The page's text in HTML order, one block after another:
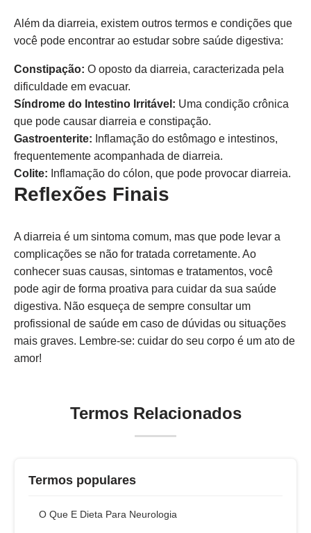
Além da diarreia, existem outros termos e condições que
você pode encontrar ao estudar sobre saúde digestiva:
Constipação: O oposto da diarreia, caracterizada pela
dificuldade em evacuar.
Síndrome do Intestino Irritável: Uma condição crônica
que pode causar diarreia e constipação.
Gastroenterite: Inflamação do estômago e intestinos,
frequentemente acompanhada de diarreia.
Colite: Inflamação do cólon, que pode provocar diarreia.
Reflexões Finais
A diarreia é um sintoma comum, mas que pode levar a
complicações se não for tratada corretamente. Ao
conhecer suas causas, sintomas e tratamentos, você
pode agir de forma proativa para cuidar da sua saúde
digestiva. Não esqueça de sempre consultar um
profissional de saúde em caso de dúvidas ou situações
mais graves. Lembre-se: cuidar do seu corpo é um ato de
amor!
Termos Relacionados
Termos populares
O Que E Dieta Para Neurologia